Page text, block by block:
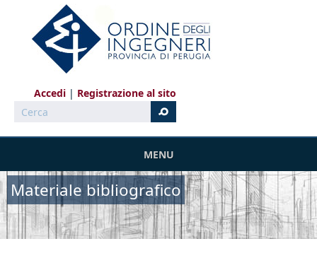
Salta al contenuto principale
Accedi
Registrazione al sito
Cerca
MENU
Materiale bibliografico